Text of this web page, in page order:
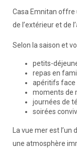
Casa Emnitan offre
de l’extérieur et de
Selon la saison et
petits-
repas en
apéritifs face
moments de
journées de
soirées
La vue mer est
une atmosphère